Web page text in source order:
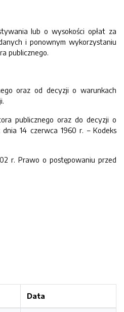
lub o wysokości opłat za
i ponownym wykorzystaniu
publicznego.
oraz od decyzji o warunkach
publicznego oraz do decyzji o
14 czerwca 1960 r. – Kodeks
r. ­Prawo o postępowaniu przed
Data